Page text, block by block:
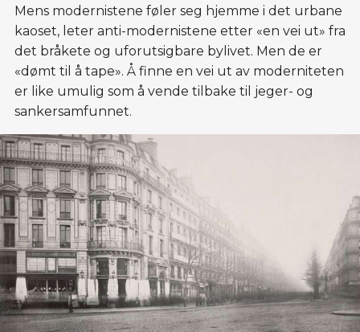
Mens modernistene føler seg hjemme i det urbane
kaoset, leter anti-modernistene etter «en vei ut» fra
det bråkete og uforutsigbare bylivet. Men de er
«dømt til å tape». Å finne en vei ut av moderniteten
er like umulig som å vende tilbake til jeger- og
sankersamfunnet.